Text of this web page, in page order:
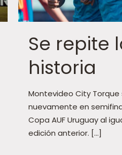
Se repite
historia
Montevideo City
nuevamente en
Copa AUF Uruguay al
edición anterior. […]